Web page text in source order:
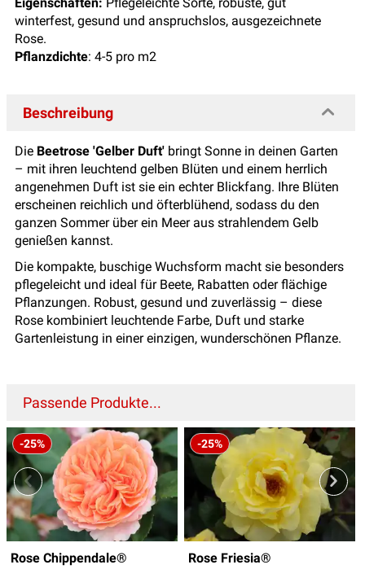
winterfest, gesund und anspruchslos, ausgezeichnete
Rose.
Pflanzdichte: 4-5 pro m2
Beschreibung
Die Beetrose 'Gelber Duft' bringt Sonne in deinen Garten
– mit ihren leuchtend gelben Blüten und einem herrlich
angenehmen Duft ist sie ein echter Blickfang. Ihre Blüten
erscheinen reichlich und öfterblühend, sodass du den
ganzen Sommer über ein Meer aus strahlendem Gelb
genießen kannst.
Die kompakte, buschige Wuchsform macht sie besonders
pflegeleicht und ideal für Beete, Rabatten oder flächige
Pflanzungen. Robust, gesund und zuverlässig – diese
Rose kombiniert leuchtende Farbe, Duft und starke
Gartenleistung in einer einzigen, wunderschönen Pflanze.
Passende Produkte...
-25%
Rose Chippendale®
-25%
Rose Friesia®